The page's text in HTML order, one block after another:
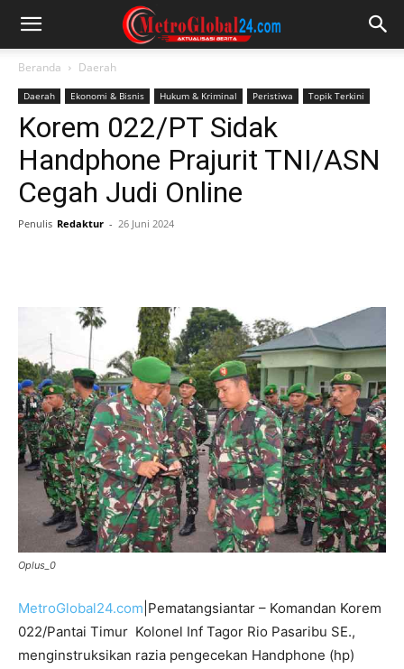
Beranda Daerah
Daerah Ekonomi & Bisnis Hukum & Kriminal Peristiwa Topik Terkini
Korem 022/PT Sidak
Handphone Prajurit TNI/ASN
Cegah Judi Online
Penulis Redaktur - 26 Juni 2024
Oplus_0
MetroGlobal24.com |Pematangsiantar – Komandan Korem
022/Pantai Timur Kolonel Inf Tagor Rio Pasaribu SE.,
menginstruksikan razia pengecekan Handphone (hp)